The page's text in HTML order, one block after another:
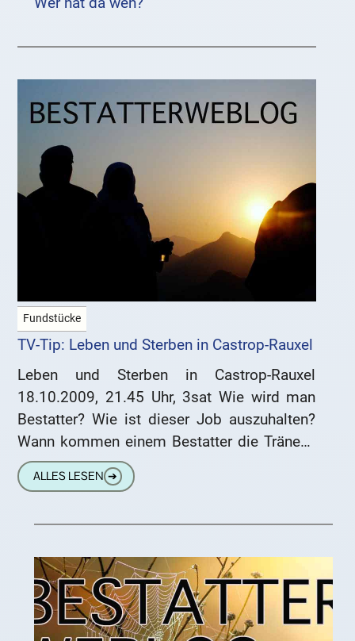
Fundstücke
TV-Tip: Leben und Sterben in Castrop-Rauxel
Leben und Sterben in Castrop-Rauxel
18.10.2009, 21.45 Uhr, 3sat Wie wird man
Bestatter? Wie ist dieser Job auszuhalten?
Wann kommen einem Bestatter die Tränen?
Bernd Schaarmann, Sohn eines Bestatter-
Ehepaars, ist
ALLES LESEN ➔